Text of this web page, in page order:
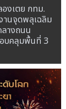
องเตย กทม.
านจุดพลุเฉลิม
างถนน
บคลุมพื้นที่ 3